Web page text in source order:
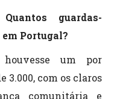
guardas-
Portugal?
um por
com os claros
comunitária e